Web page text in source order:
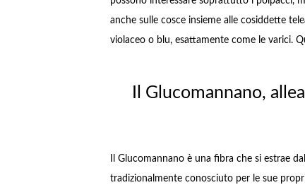
anche sulle cosce insieme alle cosiddette
violaceo o blu, esattamente come le varici.
Il Glucomannano,
Il Glucomannano è una fibra che si estrae
tradizionalmente conosciuto per le sue